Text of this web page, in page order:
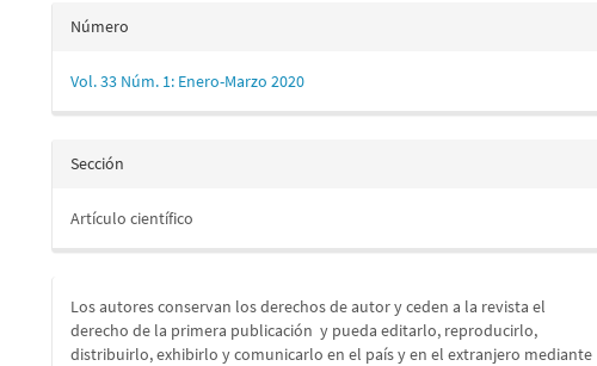
Número
Vol. 33 Núm. 1: Enero-Marzo 2020
Sección
Artículo científico
Los autores conservan los derechos de autor y ceden a la revista el
derecho de la primera publicación y pueda editarlo, reproducirlo,
distribuirlo, exhibirlo y comunicarlo en el país y en el extranjero mediante